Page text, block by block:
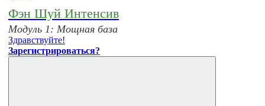
Фэн Шуй Интенсив
Модуль 1: Мощная база
Здравствуйте!
Зарегистрироваться?